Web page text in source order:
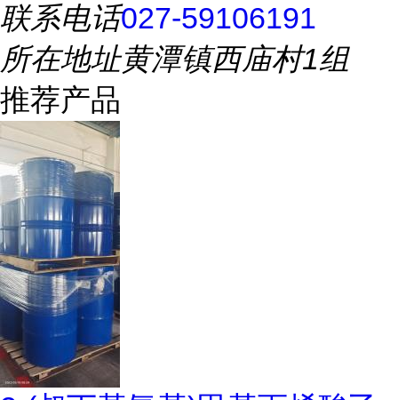
联系电话027-59106191
所在地址黄潭镇西庙村1组
推荐产品